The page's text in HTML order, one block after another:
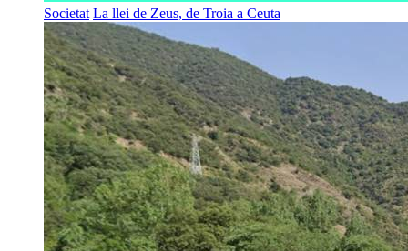
Societat La llei de Zeus, de Troia a Ceuta